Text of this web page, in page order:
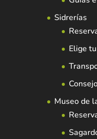
Sidrerías
Elige
Museo de